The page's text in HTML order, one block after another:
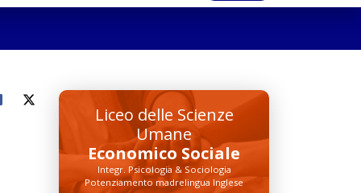
Liceo delle Scienze
Umane
Economico Sociale
Integr. Psicologia & Sociologia
Potenziamento madrelingua Inglese